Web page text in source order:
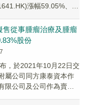
漲幅59.05%、兆
售從事腫瘤治療及腫瘤
股份
，於2021年10月22日交
屬公司同方康泰資本作
限公司及公司作為賣方